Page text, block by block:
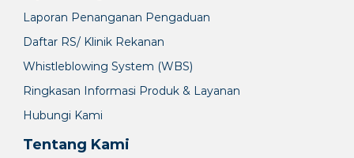
Laporan Penanganan Pengaduan
Daftar RS/ Klinik Rekanan
Whistleblowing System (WBS)
Ringkasan Informasi Produk & Layanan
Hubungi Kami
Tentang Kami